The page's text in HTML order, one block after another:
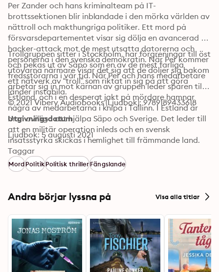
Per Zander och hans kriminalteam på IT-
brottssektionen blir inblandade i den mörka världen av
nättroll och makthungriga politiker. Ett mord på
försvarsdepartementet visar sig dölja en avancerad
hacker-attack mot de mest utsatta datorerna och
personerna i den svenska demokratin. När Per kommer
utövarna närmare visar det sig att de döljer sig bakom
ett nätverk av “troll” som riktat in sig på att göra
länder instabila.
Trollgruppen sitter i Stockholm, har förgreningar till öst
och pekas ut av Säpo som en av de mest farliga
fredsstörarna i vår tid. När Per och hans medarbetare
arbetar sig in mot kärnan av gruppen leder spåren till
Estland, och i en desperat jakt på mördare hamnar
några av medarbetarna i knipa i Tallinn. I Estland är
man ovilliga att hjälpa Säpo och Sverige. Det leder till
att en militär operation inleds och en svensk
insatsstyrka skickas i hemlighet till främmande land.
© 2021 Vibery Audiobooks (Ljudbok): 9789189433618
Utgivningsdatum
Ljudbok: 5 augusti 2021
Taggar
MordPolitikPolitisk thrillerFängslande
Andra börjar lyssna på Visa alla titlar